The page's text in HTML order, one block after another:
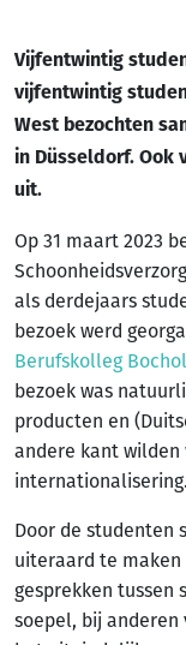
Vijfentwintig
vijfentwintig
West bezochten
in Düsseldorf. Ook
uit.
Op 31 maart 2023
als derdejaars
bezoek werd
Berufskolleg
bezoek was
producten en
andere kant wilden
internationalisering.
Door de studenten
uiteraard te
gesprekken tussen
soepel, bij